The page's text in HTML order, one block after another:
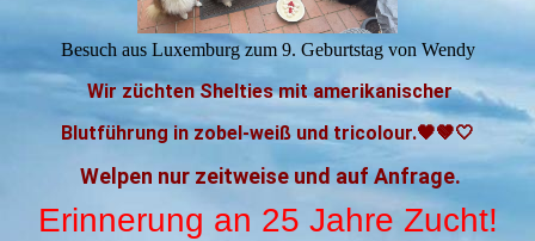
Besuch aus Luxemburg zum 9. Geburtstag von Wendy
Wir züchten Shelties mit amerikanischer
Blutführung in zobel-weiß und tricolour.🖤🤎🤍
Welpen nur zeitweise und auf Anfrage.
Erinnerung an 25 Jahre Zucht!